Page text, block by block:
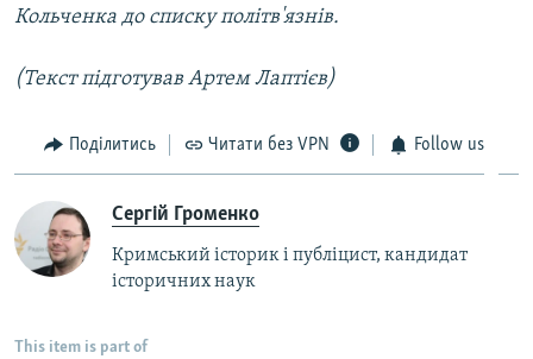
Кольченка до списку політв'язнів.
(Текст підготував Артем Лаптієв)
Поділитись Читати без VPN Follow us
Сергій Громенко
Кримський історик і публіцист, кандидат
історичних наук
This item is part of